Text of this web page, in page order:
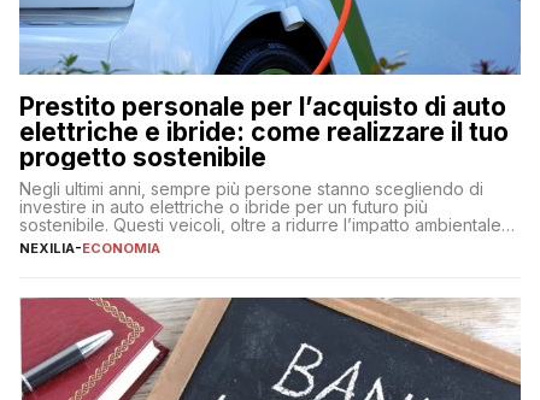
Prestito personale per l’acquisto di auto
elettriche e ibride: come realizzare il tuo
progetto sostenibile
Negli ultimi anni, sempre più persone stanno scegliendo di
investire in auto elettriche o ibride per un futuro più
sostenibile. Questi veicoli, oltre a ridurre l’impatto ambientale,
offrono vantaggi economici a lungo termine, come minori costi
fare se non […]
NEXILIA-ECONOMIA